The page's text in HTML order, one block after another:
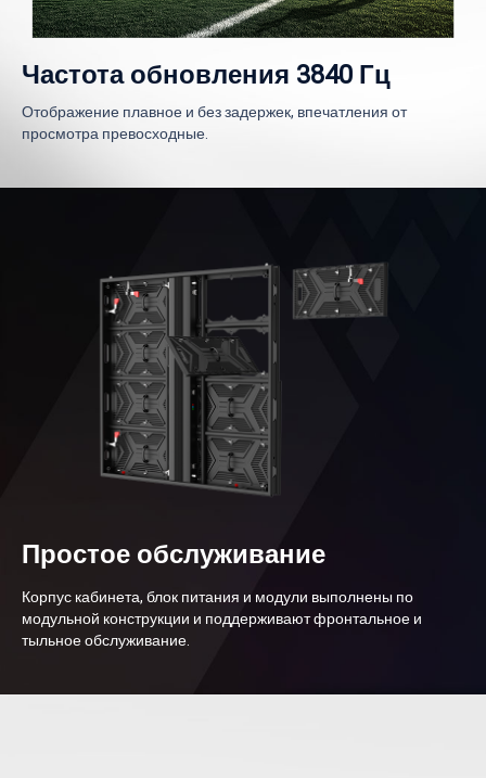
Частота обновления 3840 Гц
Отображение плавное и без задержек, впечатления от
просмотра превосходные.
Простое обслуживание
Корпус кабинета, блок питания и модули выполнены по
модульной конструкции и поддерживают фронтальное и
тыльное обслуживание.